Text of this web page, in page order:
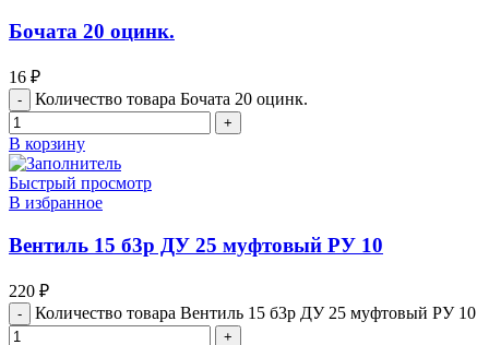
Бочата 20 оцинк.
16 ₽
Количество товара Бочата 20 оцинк.
В корзину
Быстрый просмотр
В избранное
Вентиль 15 б3р ДУ 25 муфтовый РУ 10
220 ₽
Количество товара Вентиль 15 б3р ДУ 25 муфтовый РУ 10